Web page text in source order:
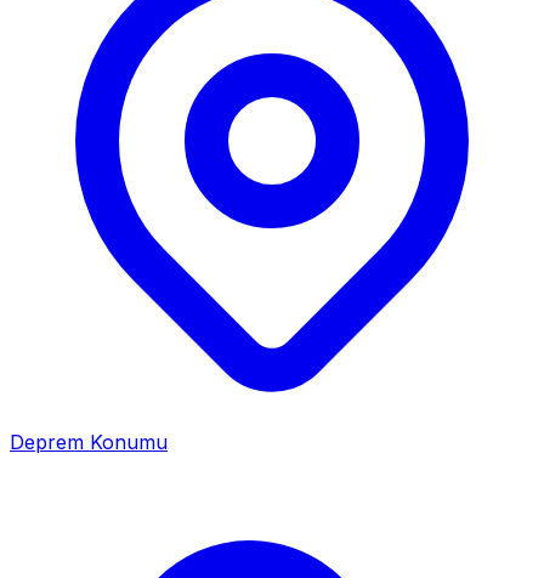
Deprem Konumu